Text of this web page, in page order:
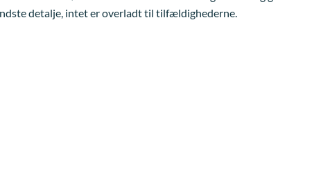
detalje, intet er overladt til tilfældighederne.